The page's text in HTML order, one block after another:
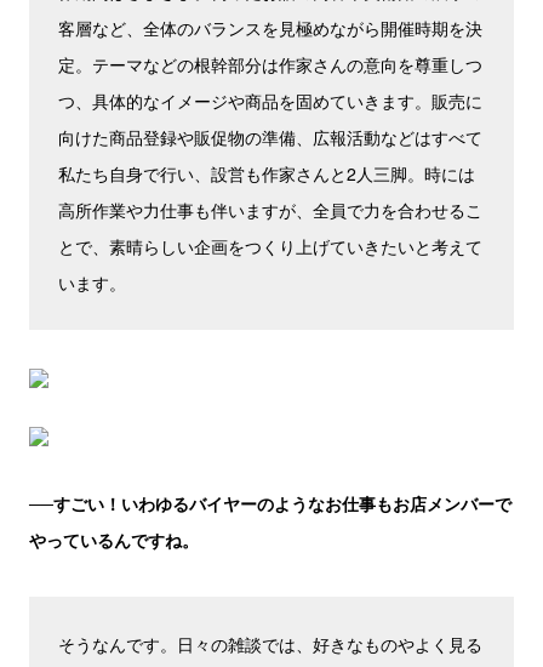
客層など、全体のバランスを見極めながら開催時期を決
定。テーマなどの根幹部分は作家さんの意向を尊重しつ
つ、具体的なイメージや商品を固めていきます。販売に
向けた商品登録や販促物の準備、広報活動などはすべて
私たち自身で行い、設営も作家さんと2人三脚。時には
高所作業や力仕事も伴いますが、全員で力を合わせるこ
とで、素晴らしい企画をつくり上げていきたいと考えて
います。
──すごい！いわゆるバイヤーのようなお仕事もお店メンバーで
やっているんですね。
そうなんです。日々の雑談では、好きなものやよく見る